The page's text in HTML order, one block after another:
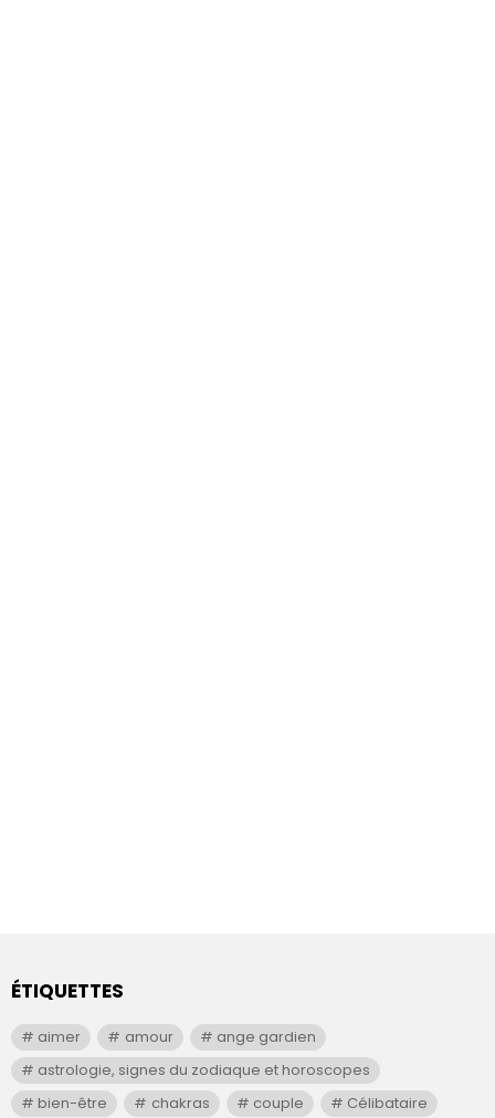
ÉTIQUETTES
aimer amour
ange gardien
astrologie, signes du zodiaque et horoscopes
bien-être
chakras couple Célibataire